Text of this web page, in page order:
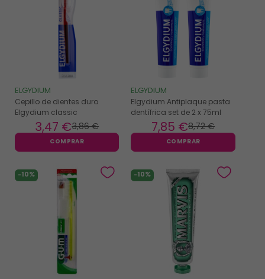
ELGYDIUM
Cepillo de dientes duro
Elgydium classic
3,86 €
3,47 €
COMPRAR
ELGYDIUM
Elgydium Antiplaque pasta
dentífrica set de 2 x 75ml
8,72 €
7,85 €
COMPRAR
-10% -10%